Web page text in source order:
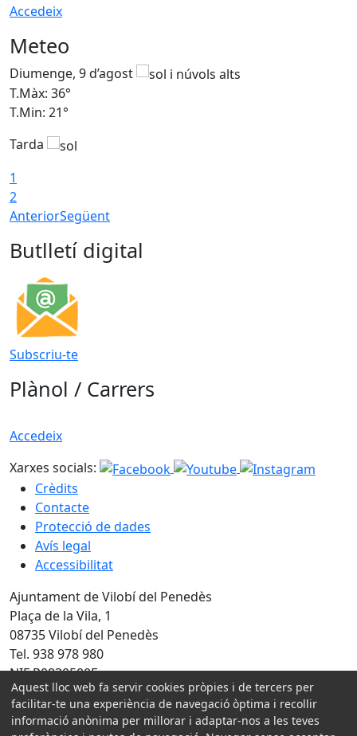
Accedeix
Meteo
Diumenge, 9 d’agost
T.Màx: 36°
T.Min: 21°
Tarda
1
2
AnteriorSegüent
Butlletí digital
Subscriu-te
Plànol / Carrers
Accedeix
Xarxes socials:
Crèdits
Contacte
Protecció de dades
Avís legal
Accessibilitat
Ajuntament de Vilobí del Penedès
Plaça de la Vila, 1
08735 Vilobí del Penedès
Tel. 938 978 980
NIF P0830500E
Amb la col·laboració de:
Aquest lloc web fa servir cookies pròpies i de tercers per
facilitar-te una experiència de navegació òptima i recollir
informació anònima per millorar i adaptar-nos a les teves